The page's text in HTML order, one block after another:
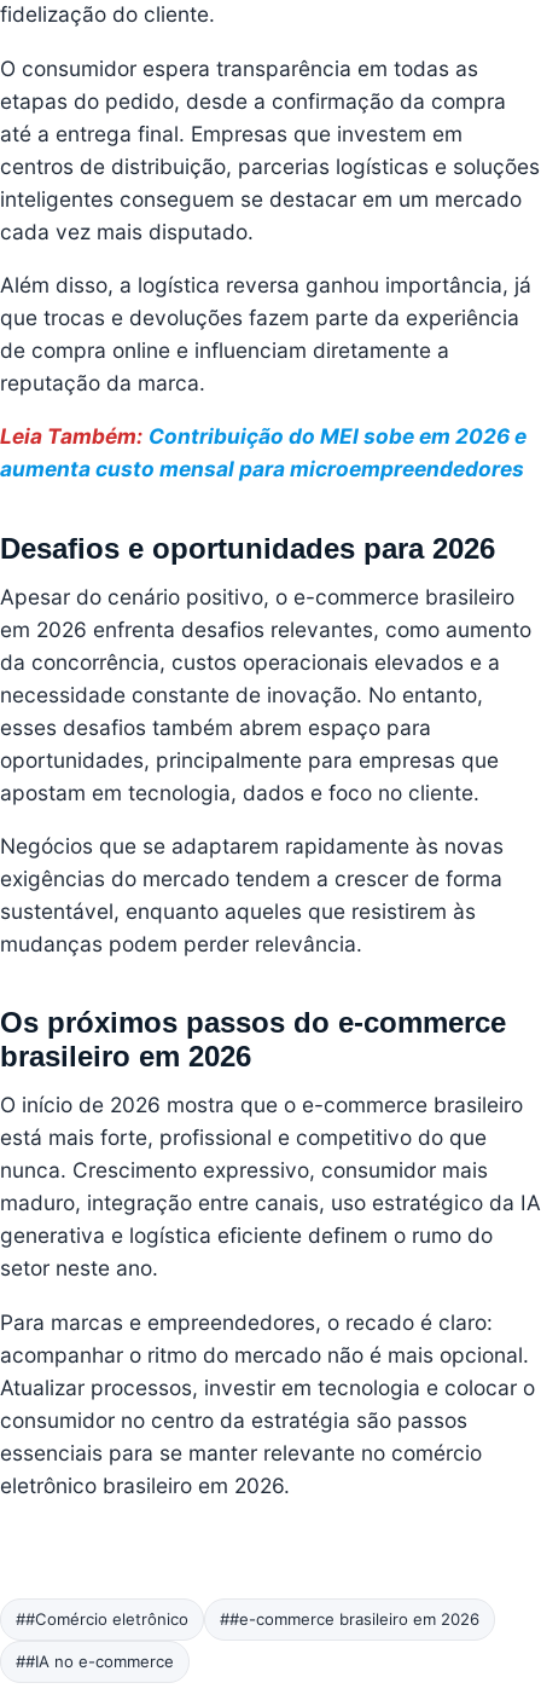
fidelização do cliente.
O consumidor espera transparência em todas as
etapas do pedido, desde a confirmação da compra
até a entrega final. Empresas que investem em
centros de distribuição, parcerias logísticas e soluções
inteligentes conseguem se destacar em um mercado
cada vez mais disputado.
Além disso, a logística reversa ganhou importância, já
que trocas e devoluções fazem parte da experiência
de compra online e influenciam diretamente a
reputação da marca.
Leia Também: Contribuição do MEI sobe em 2026 e
aumenta custo mensal para microempreendedores
Desafios e oportunidades para 2026
Apesar do cenário positivo, o e-commerce brasileiro
em 2026 enfrenta desafios relevantes, como aumento
da concorrência, custos operacionais elevados e a
necessidade constante de inovação. No entanto,
esses desafios também abrem espaço para
oportunidades, principalmente para empresas que
apostam em tecnologia, dados e foco no cliente.
Negócios que se adaptarem rapidamente às novas
exigências do mercado tendem a crescer de forma
sustentável, enquanto aqueles que resistirem às
mudanças podem perder relevância.
Os próximos passos do e-commerce
brasileiro em 2026
O início de 2026 mostra que o e-commerce brasileiro
está mais forte, profissional e competitivo do que
nunca. Crescimento expressivo, consumidor mais
maduro, integração entre canais, uso estratégico da IA
generativa e logística eficiente definem o rumo do
setor neste ano.
Para marcas e empreendedores, o recado é claro:
acompanhar o ritmo do mercado não é mais opcional.
Atualizar processos, investir em tecnologia e colocar o
consumidor no centro da estratégia são passos
essenciais para se manter relevante no comércio
eletrônico brasileiro em 2026.
##Comércio eletrônico ##e-commerce brasileiro em 2026
##IA no e-commerce